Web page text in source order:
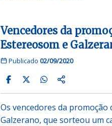
Vencedores da
Estereosom e
Publicado 02/09/2020
Os vencedores da promoção
Galzerano, que sorteou um